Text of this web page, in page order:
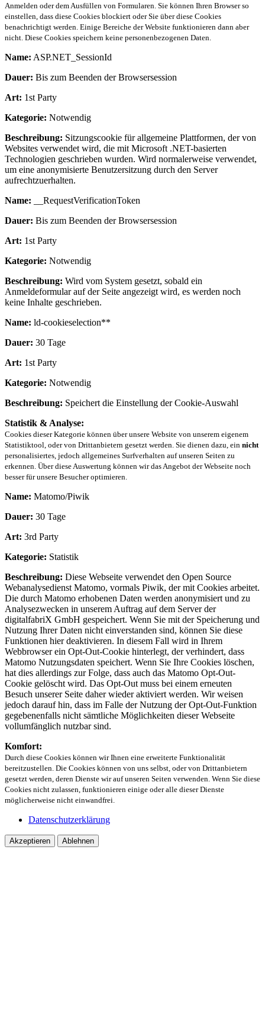
Anmelden oder dem Ausfüllen von Formularen. Sie können Ihren Browser so
einstellen, dass diese Cookies blockiert oder Sie über diese Cookies
benachrichtigt werden. Einige Bereiche der Website funktionieren dann aber
nicht. Diese Cookies speichern keine personenbezogenen Daten.
Name: ASP.NET_SessionId
Dauer: Bis zum Beenden der Browsersession
Art: 1st Party
Kategorie: Notwendig
Beschreibung: Sitzungscookie für allgemeine Plattformen, der von
Websites verwendet wird, die mit Microsoft .NET-basierten
Technologien geschrieben wurden. Wird normalerweise verwendet,
um eine anonymisierte Benutzersitzung durch den Server
aufrechtzuerhalten.
Name: __RequestVerificationToken
Dauer: Bis zum Beenden der Browsersession
Art: 1st Party
Kategorie: Notwendig
Beschreibung: Wird vom System gesetzt, sobald ein
Anmeldeformular auf der Seite angezeigt wird, es werden noch
keine Inhalte geschrieben.
Name: ld-cookieselection**
Dauer: 30 Tage
Art: 1st Party
Kategorie: Notwendig
Beschreibung: Speichert die Einstellung der Cookie-Auswahl
Statistik & Analyse:
Cookies dieser Kategorie können über unsere Website von unserem eigenem
Statistiktool, oder von Drittanbietern gesetzt werden. Sie dienen dazu, ein nicht
personalisiertes, jedoch allgemeines Surfverhalten auf unseren Seiten zu
erkennen. Über diese Auswertung können wir das Angebot der Webseite noch
besser für unsere Besucher optimieren.
Name: Matomo/Piwik
Dauer: 30 Tage
Art: 3rd Party
Kategorie: Statistik
Beschreibung: Diese Webseite verwendet den Open Source
Webanalysedienst Matomo, vormals Piwik, der mit Cookies arbeitet.
Die durch Matomo erhobenen Daten werden anonymisiert und zu
Analysezwecken in unserem Auftrag auf dem Server der
digitalfabriX GmbH gespeichert. Wenn Sie mit der Speicherung und
Nutzung Ihrer Daten nicht einverstanden sind, können Sie diese
Funktionen hier deaktivieren. In diesem Fall wird in Ihrem
Webbrowser ein Opt-Out-Cookie hinterlegt, der verhindert, dass
Matomo Nutzungsdaten speichert. Wenn Sie Ihre Cookies löschen,
hat dies allerdings zur Folge, dass auch das Matomo Opt-Out-
Cookie gelöscht wird. Das Opt-Out muss bei einem erneuten
Besuch unserer Seite daher wieder aktiviert werden. Wir weisen
jedoch darauf hin, dass im Falle der Nutzung der Opt-Out-Funktion
gegebenenfalls nicht sämtliche Möglichkeiten dieser Webseite
vollumfänglich nutzbar sind.
Komfort:
Durch diese Cookies können wir Ihnen eine erweiterte Funktionalität
bereitzustellen. Die Cookies können von uns selbst, oder von Drittanbietern
gesetzt werden, deren Dienste wir auf unseren Seiten verwenden. Wenn Sie diese
Cookies nicht zulassen, funktionieren einige oder alle dieser Dienste
möglicherweise nicht einwandfrei.
Datenschutzerklärung
Akzeptieren Ablehnen